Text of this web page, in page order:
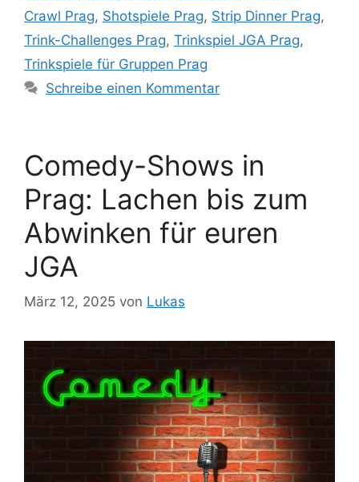
Crawl Prag, Shotspiele Prag, Strip Dinner Prag,
Trink-Challenges Prag, Trinkspiel JGA Prag,
Trinkspiele für Gruppen Prag
Schreibe einen Kommentar
Comedy-Shows in
Prag: Lachen bis zum
Abwinken für euren
JGA
März 12, 2025 von Lukas